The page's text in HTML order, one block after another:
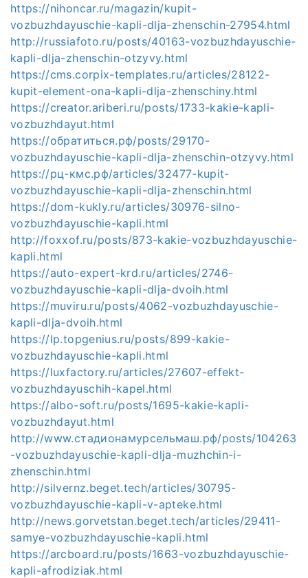
https://nihoncar.ru/magazin/kupit-
vozbuzhdayuschie-kapli-dlja-zhenschin-27954.html
http://russiafoto.ru/posts/40163-vozbuzhdayuschie-
kapli-dlja-zhenschin-otzyvy.html
https://cms.corpix-templates.ru/articles/28122-
kupit-element-ona-kapli-dlja-zhenschiny.html
https://creator.ariberi.ru/posts/1733-kakie-kapli-
vozbuzhdayut.html
https://обратиться.рф/posts/29170-
vozbuzhdayuschie-kapli-dlja-zhenschin-otzyvy.html
https://рц-кмс.рф/articles/32477-kupit-
vozbuzhdayuschie-kapli-dlja-zhenschin.html
https://dom-kukly.ru/articles/30976-silno-
vozbuzhdayuschie-kapli.html
http://foxxof.ru/posts/873-kakie-vozbuzhdayuschie-
kapli.html
https://auto-expert-krd.ru/articles/2746-
vozbuzhdayuschie-kapli-dlja-dvoih.html
https://muviru.ru/posts/4062-vozbuzhdayuschie-
kapli-dlja-dvoih.html
https://lp.topgenius.ru/posts/899-kakie-
vozbuzhdayuschie-kapli.html
https://luxfactory.ru/articles/27607-effekt-
vozbuzhdayuschih-kapel.html
https://albo-soft.ru/posts/1695-kakie-kapli-
vozbuzhdayut.html
http://www.стадионамурсельмаш.рф/posts/104263
-vozbuzhdayuschie-kapli-dlja-muzhchin-i-
zhenschin.html
http://silvernz.beget.tech/articles/30795-
vozbuzhdayuschie-kapli-v-apteke.html
http://news.gorvetstan.beget.tech/articles/29411-
samye-vozbuzhdayuschie-kapli.html
https://arcboard.ru/posts/1663-vozbuzhdayuschie-
kapli-afrodiziak.html